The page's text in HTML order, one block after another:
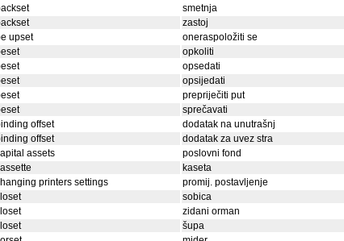
smetnja
zastoj
upset
oneraspoložiti se
opkoliti
opsedati
opsijedati
prepriječiti put
sprečavati
offset
dodatak na unutrašnj
offset
dodatak za uvez stra
assets
poslovni fond
kaseta
printers settings
promij. postavljenje
sobica
zidani orman
šupa